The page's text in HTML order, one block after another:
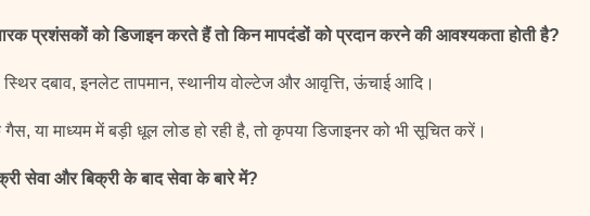
प्रशंसकों को डिजाइन करते हैं तो किन मापदंडों को प्रदान करने की आवश्यकता होती है?
स्थिर दबाव, इनलेट तापमान, स्थानीय वोल्टेज और आवृत्ति, ऊंचाई आदि।
या माध्यम में बड़ी धूल लोड हो रही है, तो कृपया डिजाइनर को भी सूचित करें।
सेवा और बिक्री के बाद सेवा के बारे में?